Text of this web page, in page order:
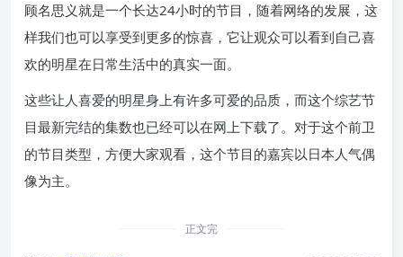
顾名思义就是一个长达24小时的节目，随着网络的发展，这
样我们也可以享受到更多的惊喜，它让观众可以看到自己喜
欢的明星在日常生活中的真实一面。
这些让人喜爱的明星身上有许多可爱的品质，而这个综艺节
目最新完结的集数也已经可以在网上下载了。对于这个前卫
的节目类型，方便大家观看，这个节目的嘉宾以日本人气偶
像为主。
正文完